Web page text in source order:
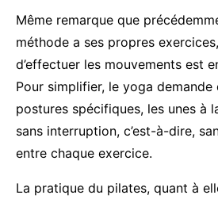
Même remarque que
méthode a ses propres
d’effectuer les mouvements est
Pour simplifier, le yoga demande
postures spécifiques, les unes à
sans interruption, c’est-à-dire,
entre chaque exercice.
La pratique du pilates, quant à